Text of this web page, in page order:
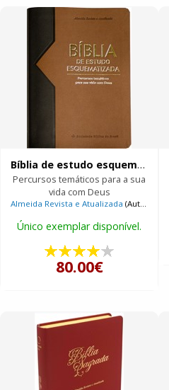
Bíblia de estudo esquematizada
Percursos temáticos para a sua
vida com Deus
Almeida Revista e Atualizada (Autor)
Único exemplar disponível.
80.00€